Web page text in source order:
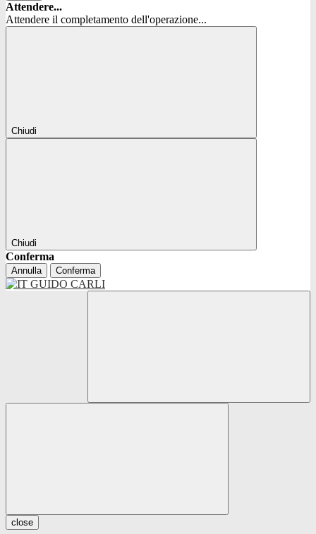
Attendere...
Attendere il completamento dell'operazione...
Chiudi
Chiudi
Conferma
Annulla Conferma
close